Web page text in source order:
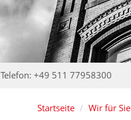
Telefon: +49 511 77958300
Startseite Wir für Sie